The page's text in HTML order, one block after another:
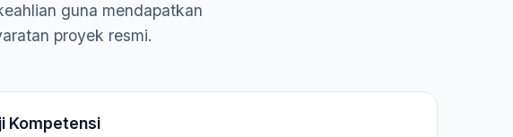
guna mendapatkan
proyek resmi.
Kompetensi